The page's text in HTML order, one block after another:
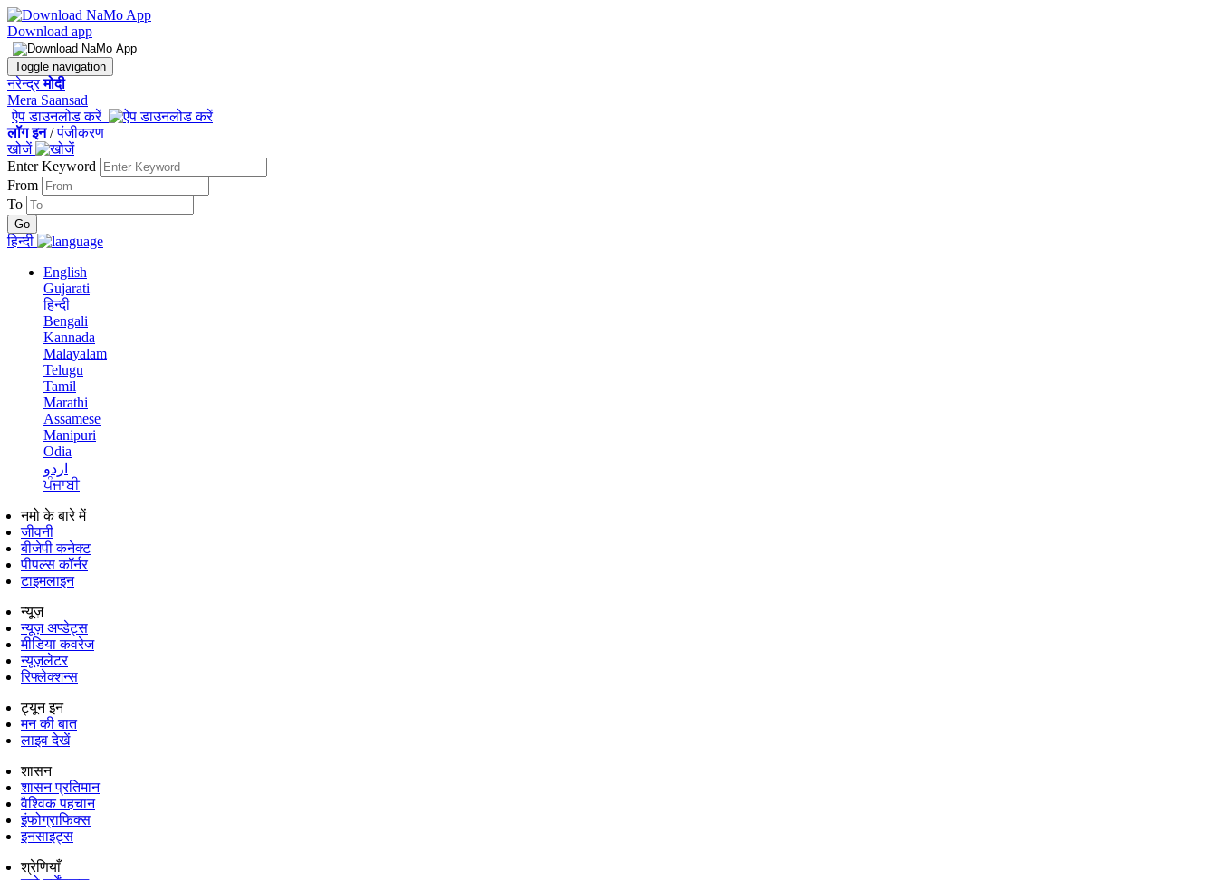
Download app
Toggle navigation
नरेन्द्रमोदी
Mera Saansad
ऐप डाउनलोड करें
लॉग इन/पंजीकरण
खोजें
Enter Keyword
From
To
हिन्दी
English
Gujarati
हिन्दी
Bengali
Kannada
Malayalam
Telugu
Tamil
Marathi
Assamese
Manipuri
Odia
اردو
ਪੰਜਾਬੀ
नमो के बारे में
जीवनी
बीजेपी कनेक्ट
पीपल्स कॉर्नर
टाइमलाइन
न्यूज़
न्यूज़ अप्डेट्स
मीडिया कवरेज
न्यूज़लेटर
रिफ्लेक्शन्स
ट्यून इन
मन की बात
लाइव देखें
शासन
शासन प्रतिमान
वैश्विक पहचान
इंफोग्राफिक्स
इनसाइट्स
श्रेणियाँ